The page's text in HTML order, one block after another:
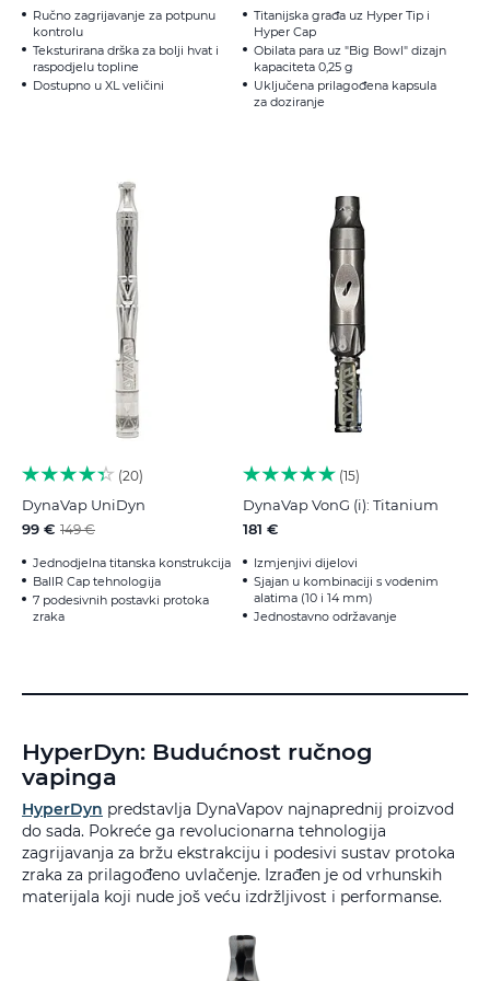
Ručno zagrijavanje za potpunu
kontrolu
Teksturirana drška za bolji hvat i
raspodjelu topline
Dostupno u XL veličini
Titanijska građa uz Hyper Tip i
Hyper Cap
Obilata para uz "Big Bowl" dizajn
kapaciteta 0,25 g
Uključena prilagođena kapsula
za doziranje
20
DynaVap UniDyn
99 € 149 €
Jednodjelna titanska konstrukcija
BallR Cap tehnologija
7 podesivnih postavki protoka
zraka
15
DynaVap VonG (i): Titanium
181 €
Izmjenjivi dijelovi
Sjajan u kombinaciji s vodenim
alatima (10 i 14 mm)
Jednostavno održavanje
HyperDyn: Budućnost ručnog
vapinga
HyperDyn predstavlja DynaVapov najnaprednij proizvod
do sada. Pokreće ga revolucionarna tehnologija
zagrijavanja za bržu ekstrakciju i podesivi sustav protoka
zraka za prilagođeno uvlačenje. Izrađen je od vrhunskih
materijala koji nude još veću izdržljivost i performanse.